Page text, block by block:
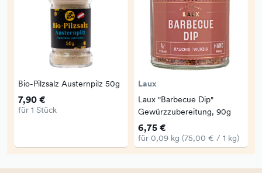
Bio-Pilzsalz Austernpilz 50g
7,90 €
für 1 Stück
Laux
Laux "Barbecue Dip"
Gewürzzubereitung, 90g
6,75 €
für 0,09 kg (75,00 € / 1 kg)